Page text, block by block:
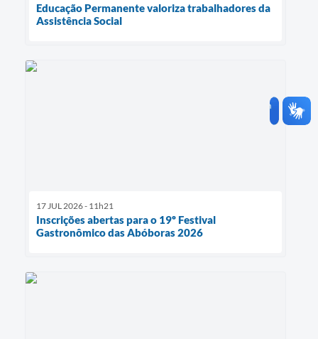
Educação Permanente valoriza trabalhadores da
Assistência Social
17 JUL 2026 - 11h21
Inscrições abertas para o 19º Festival
Gastronômico das Abóboras 2026